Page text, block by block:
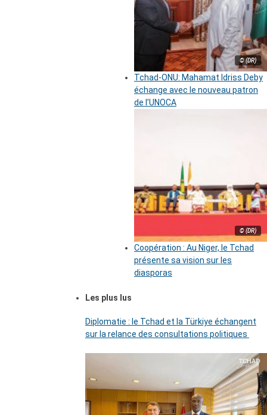
© (DR)
Tchad-ONU: Mahamat Idriss Deby
échange avec le nouveau patron
de l’UNOCA
© (DR)
Coopération : Au Niger, le Tchad
présente sa vision sur les
diasporas
Les plus lus
Diplomatie : le Tchad et la Türkiye échangent
sur la relance des consultations politiques